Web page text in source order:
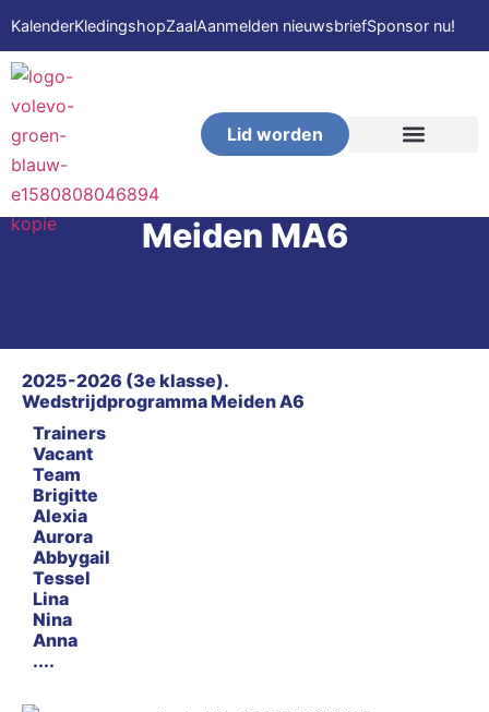
KalenderKledingshopZaalAanmelden nieuwsbriefSponsor nu!
Lid worden
Meiden MA6
2025-2026 (3e klasse).
Wedstrijdprogramma Meiden A6
Trainers
Vacant
Team
Brigitte
Alexia
Aurora
Abbygail
Tessel
Lina
Nina
Anna
....